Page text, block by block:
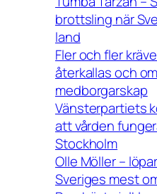
brottsling när
land
Fler och fler
återkallas och
medborgarskap
Vänsterpartiets
att vården
Stockholm
Olle Möller –
Sveriges mest